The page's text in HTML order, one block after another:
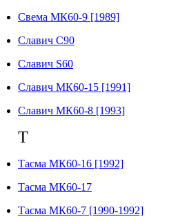
Свема МК60-9 [1989]
Славич C90
Славич S60
Славич МК60-15 [1991]
Славич МК60-8 [1993]
Т
Тасма МК60-16 [1992]
Тасма МК60-17
Тасма МК60-7 [1990-1992]